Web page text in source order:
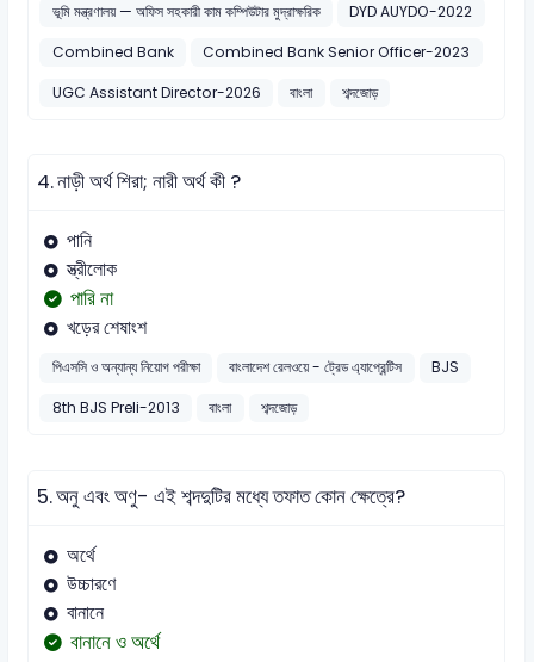
ভূমি মন্ত্রণালয় — অফিস সহকারী কাম কম্পিউটার মুদ্রাক্ষরিক
DYD AUYDO-2022
Combined Bank
Combined Bank Senior Officer-2023
UGC Assistant Director-2026
বাংলা শব্দজোড়
4.নাড়ী অর্থ শিরা; নারী অর্থ কী ?
পানি
স্ত্রীলোক
পারি না
খড়ের শেষাংশ
পিএসসি ও অন্যান্য নিয়োগ পরীক্ষা বাংলাদেশ রেলওয়ে - ট্রেড এ্যাপ্রেন্টিস
BJS
8th BJS Preli-2013
বাংলা শব্দজোড়
5.অনু এবং অণু- এই শব্দদুটির মধ্যে তফাত কোন ক্ষেত্রে?
অর্থে
উচ্চারণে
বানানে
বানানে ও অর্থে